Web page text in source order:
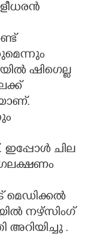
ഷിഗെല്ല
ചില
മെഡിക്കൽ
നഴ്സിംഗ്
അറിയിച്ചു .